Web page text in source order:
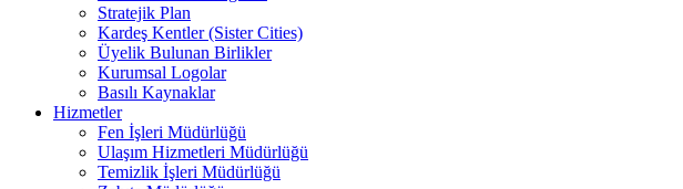
Stratejik Plan
Kardeş Kentler (Sister Cities)
Üyelik Bulunan Birlikler
Kurumsal Logolar
Basılı Kaynaklar
Hizmetler
Fen İşleri Müdürlüğü
Ulaşım Hizmetleri Müdürlüğü
Temizlik İşleri Müdürlüğü